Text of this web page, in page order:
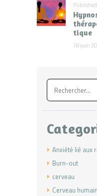
tique
18 juin
Rechercher :
Anxiété lié aux
Burn-out
cerveau
Cerveau humain